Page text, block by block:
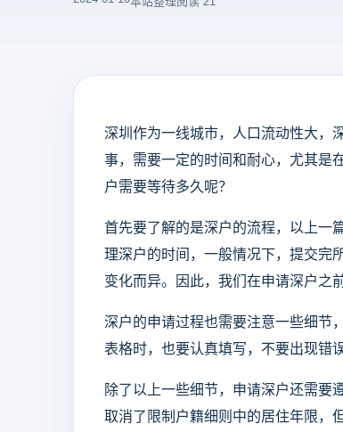
深圳作为一线城市，人口流动性大，
事，需要一定的时间和耐心，尤其是
户需要等待多久呢？
首先要了解的是深户的流程，以上一
理深户的时间，一般情况下，提交完
变化而异。因此，我们在申请深户之
深户的申请过程也需要注意一些细节
表格时，也要认真填写，不要出现错
除了以上一些细节，申请深户还需要
取消了限制户籍细则中的居住年限，